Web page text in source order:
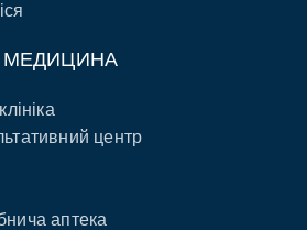
МЕДИЦИНА
центр
аптека